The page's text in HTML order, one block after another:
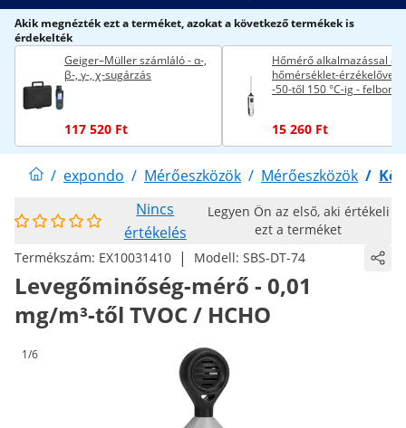
Akik megnézték ezt a terméket, azokat a következő termékek is
érdekelték
Geiger–Müller számláló - α-,
β-, γ-, χ-sugárzás
117 520 Ft
Hőmérő alkalmazással és
hőmérséklet-érzékelővel -
-50-től 150 °C-ig -
használható
15 260 Ft
/ expondo / Mérőeszközök / Mérőeszközök /
Nincs
értékelés
Legyen Ön az első, aki értékeli
ezt a terméket
Termékszám: EX10031410 | Modell: SBS-DT-74
Levegőminőség-mérő - 0,01
mg/m³-től TVOC / HCHO
1/6